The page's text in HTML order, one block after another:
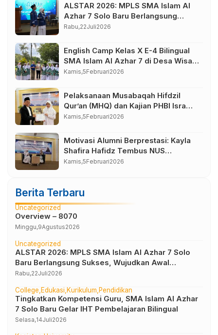
ALSTAR 2026: MPLS SMA Islam Al
Azhar 7 Solo Baru Berlangsung
Sukses, Wujudkan Awal Perjalanan
Rabu,22Juli2026
English Camp Kelas X E-4 Bilingual
SMA Islam Al Azhar 7 di Desa Wisata
Bahasa Borobudur Magelang
Kamis,5Februari2026
Pelaksanaan Musabaqah Hifdzil
Qur’an (MHQ) dan Kajian PHBI Isra
Mi’raj SMA Islam Al Azhar 7
Kamis,5Februari2026
Motivasi Alumni Berprestasi: Kayla
Shafira Hafidz Tembus NUS
Singapura
Kamis,5Februari2026
Berita Terbaru
Uncategorized
Overview – 8070
Minggu,9Agustus2026
Uncategorized
ALSTAR 2026: MPLS SMA Islam Al Azhar 7 Solo
Baru Berlangsung Sukses, Wujudkan Awal
Perjalanan Peserta Didik yang Berkarakter
Rabu,22Juli2026
College Edukasi Kurikulum Pendidikan
Tingkatkan Kompetensi Guru, SMA Islam Al Azhar
7 Solo Baru Gelar IHT Pembelajaran Bilingual
Selasa,14Juli2026